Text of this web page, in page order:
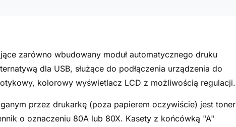
zarówno wbudowany moduł automatycznego druku
dla USB, służące do podłączenia urządzenia do
kolorowy wyświetlacz LCD z możliwością regulacji.
przez drukarkę (poza papierem oczywiście) jest toner
o oznaczeniu 80A lub 80X. Kasety z końcówką "A"